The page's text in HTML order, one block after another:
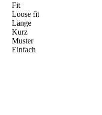
Fit
Loose fit
Länge
Kurz
Muster
Einfach